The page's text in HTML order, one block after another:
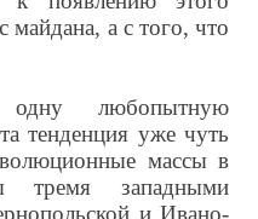
майдана, а с того, что
одну любопытную
тенденция уже чуть
массы в
тремя западными